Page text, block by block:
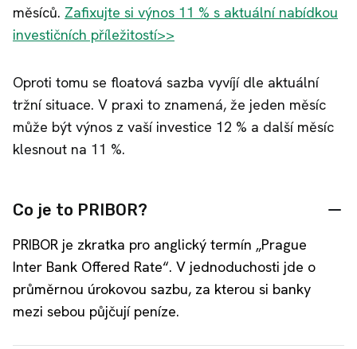
měsíců. Zafixujte si výnos 11 % s aktuální nabídkou
investičních příležitostí>>
Oproti tomu se floatová sazba vyvíjí dle aktuální
tržní situace. V praxi to znamená, že jeden měsíc
může být výnos z vaší investice 12 % a další měsíc
klesnout na 11 %.
Co je to PRIBOR?
PRIBOR je zkratka pro anglický termín „Prague
Inter Bank Offered Rate“. V jednoduchosti jde o
průměrnou úrokovou sazbu, za kterou si banky
mezi sebou půjčují peníze.